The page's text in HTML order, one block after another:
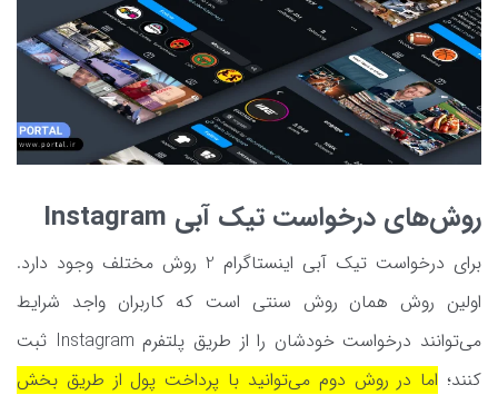
روش‌های درخواست تیک آبی Instagram
برای درخواست تیک آبی اینستاگرام 2 روش مختلف وجود دارد.
اولین روش همان روش سنتی است که کاربران واجد شرایط
می‌توانند درخواست خودشان را از طریق پلتفرم Instagram ثبت
کنند؛ اما در روش دوم می‌توانید با پرداخت پول از طریق بخش